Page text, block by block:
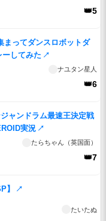
👑5
まってダンスロボットダ
してみた ↗
ナユタン星人
👑6
ャンドラム最速王決定戦
実況 ↗
たらちゃん（英国面）
👑7
】 ↗
たいたぬ